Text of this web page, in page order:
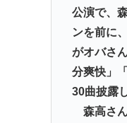
公演で、
ンを前に
がオバさ
分爽快」
30曲披露
森高さ